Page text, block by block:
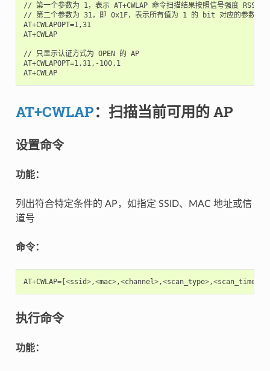
// 第一个参数为 1，表示 AT+CWLAP 命令扫描结果按照信号强度 RSSI
// 第二个参数为 31，即 0x1F，表示所有值为 1 的 bit 对应的参数都会
AT+CWLAPOPT=1,31
AT+CWLAP
// 只显示认证方式为 OPEN 的 AP
AT+CWLAPOPT=1,31,-100,1
AT+CWLAP
AT+CWLAP：扫描当前可用的 AP
设置命令
功能：
列出符合特定条件的 AP，如指定 SSID、MAC 地址或信
道号
命令：
AT+CWLAP=[<ssid>,<mac>,<channel>,<scan_type>,<
执行命令
功能：